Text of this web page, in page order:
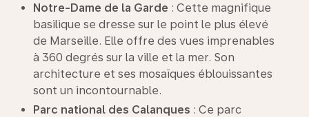
Notre-Dame de la Garde : Cette magnifique
basilique se dresse sur le point le plus élevé
de Marseille. Elle offre des vues imprenables
à 360 degrés sur la ville et la mer. Son
architecture et ses mosaïques éblouissantes
sont un incontournable.
Parc national des Calanques : Ce parc